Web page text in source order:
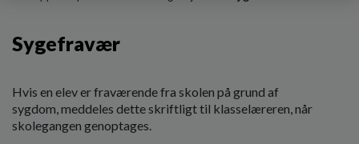
Sygefravær
Hvis en elev er fraværende fra skolen på grund af
sygdom, meddeles dette skriftligt til klasselæreren, når
skolegangen genoptages.